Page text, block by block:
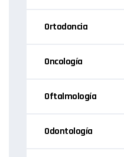
Ortodoncia
Oncología
Oftalmología
Odontología